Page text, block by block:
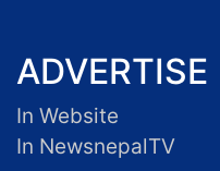
ADVERTISE
In Website
In NewsnepalTV